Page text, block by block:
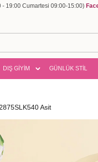
19:00 Cumartesi 09:00-15:00)
DIŞ GİYİM GÜNLÜK STİL
Asit